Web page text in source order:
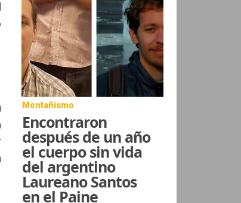
Montañismo
Encontraron
después de un año
el cuerpo sin vida
del argentino
Laureano Santos
en el Paine